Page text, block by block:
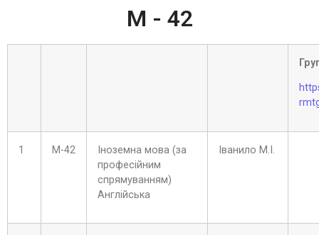
М - 42
1 М-42
Іноземна мова (за
професійним
спрямуванням)
Англійська
Іванило М.І.